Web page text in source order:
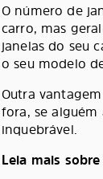
O número de
carro, mas
janelas do seu
o seu modelo
Outra
fora, se
inquebrável.
Leia mais